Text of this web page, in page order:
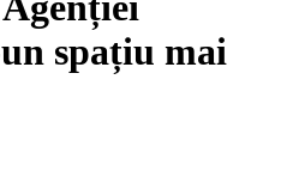
spațiu mai